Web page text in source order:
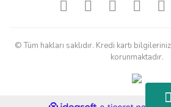
© Tüm hakları saklıdır. Kredi kartı
korunmaktadır.